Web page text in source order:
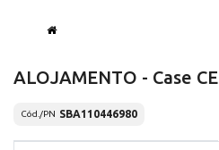
ALOJAMENTO - Case CE
Cód./PN SBA110446980